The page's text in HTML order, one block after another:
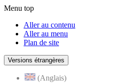
Menu top
Aller au contenu
Aller au menu
Plan de site
Versions étrangères
(Anglais)